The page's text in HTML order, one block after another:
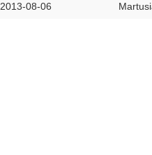
2013-08-06